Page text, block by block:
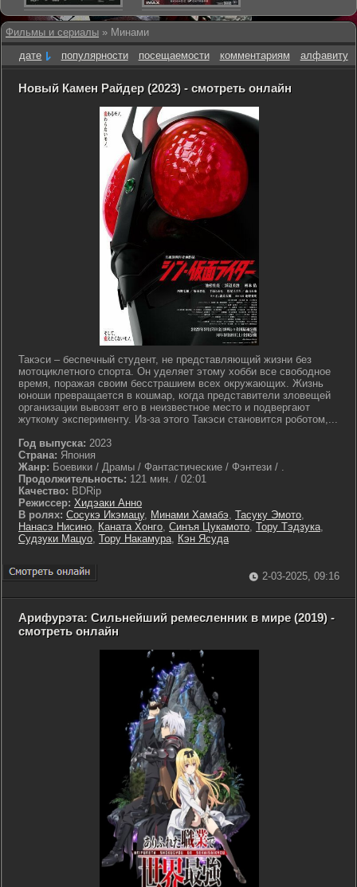
Фильмы и сериалы » Минами
дате
популярности посещаемости комментариям алфавиту
Новый Камен Райдер (2023) - смотреть онлайн
Такэси – беспечный студент, не представляющий жизни без
мотоциклетного спорта. Он уделяет этому хобби все свободное
время, поражая своим бесстрашием всех окружающих. Жизнь
юноши превращается в кошмар, когда представители зловещей
организации вывозят его в неизвестное место и подвергают
жуткому эксперименту. Из-за этого Такэси становится роботом,...
Год выпуска: 2023
Страна: Япония
Жанр: Боевики / Драмы / Фантастические / Фэнтези / .
Продолжительность: 121 мин. / 02:01
Качество: BDRip
Режиссер: Хидэаки Анно
В ролях: Сосукэ Икэмацу, Минами Хамабэ, Тасуку Эмото,
Нанасэ Нисино, Каната Хонго, Синъя Цукамото, Тору Тэдзука,
Судзуки Мацуо, Тору Накамура, Кэн Ясуда
2-03-2025, 09:16
Арифурэта: Сильнейший ремесленник в мире (2019) -
смотреть онлайн